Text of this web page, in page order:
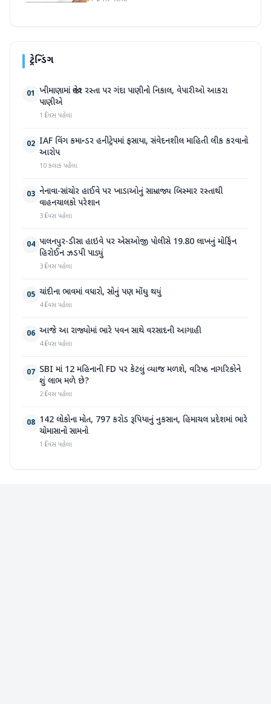
ટ્રેન્ડિંગ
01 ખીમાણામાં જાહેર રસ્તા પર ગંદા પાણીનો નિકાલ, વેપારીઓ આકરા
પાણીએ
1 દિવસ પહેલા
02 IAF વિંગ કમાન્ડર હનીટ્રેપમાં ફસાયા, સંવેદનશીલ માહિતી લીક કરવાનો
આરોપ
10 કલાક પહેલા
03 નેનાવા-સાંચોર હાઈવે પર ખાડાઓનું સામ્રાજ્ય બિસ્માર રસ્તાથી
વાહનચાલકો પરેશાન
3 દિવસ પહેલા
04 પાલનપુર-ડીસા હાઇવે પર એસઓજી પોલીસે 19.80 લાખનું મોર્ફિન
હિરોઈન ઝડપી પાડ્યું
3 દિવસ પહેલા
05 ચાંદીના ભાવમાં વધારો, સોનું પણ મોંઘુ થયું
4 દિવસ પહેલા
06 આજે આ રાજ્યોમાં ભારે પવન સાથે વરસાદની આગાહી
4 દિવસ પહેલા
07 SBI માં 12 મહિનાની FD પર કેટલું વ્યાજ મળશે, વરિષ્ઠ નાગરિકોને
શું લાભ મળે છે?
2 દિવસ પહેલા
08 142 લોકોના મોત, 797 કરોડ રૂપિયાનું નુકસાન, હિમાચલ પ્રદેશમાં ભારે
ચોમાસાનો સામનો
1 દિવસ પહેલા